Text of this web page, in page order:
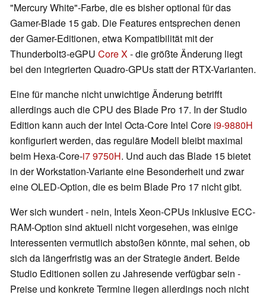
"Mercury White"-Farbe, die es bisher optional für das
Gamer-Blade 15 gab. Die Features entsprechen denen
der Gamer-Editionen, etwa Kompatibilität mit der
Thunderbolt3-eGPU Core X- die größte Änderung liegt
bei den integrierten Quadro-GPUs statt der RTX-Varianten.
Eine für manche nicht unwichtige Änderung betrifft
allerdings auch die CPU des Blade Pro 17. In der Studio
Edition kann auch der Intel Octa-Core Intel Core i9-9880H
konfiguriert werden, das reguläre Modell bleibt maximal
beim Hexa-Core-i7 9750H. Und auch das Blade 15 bietet
in der Workstation-Variante eine Besonderheit und zwar
eine OLED-Option, die es beim Blade Pro 17 nicht gibt.
Wer sich wundert - nein, Intels Xeon-CPUs inklusive ECC-
RAM-Option sind aktuell nicht vorgesehen, was einige
Interessenten vermutlich abstoßen könnte, mal sehen, ob
sich da längerfristig was an der Strategie ändert. Beide
Studio Editionen sollen zu Jahresende verfügbar sein -
Preise und konkrete Termine liegen allerdings noch nicht